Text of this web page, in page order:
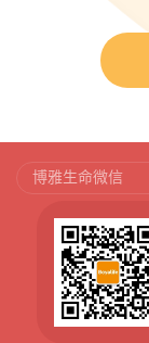
博雅生命微信